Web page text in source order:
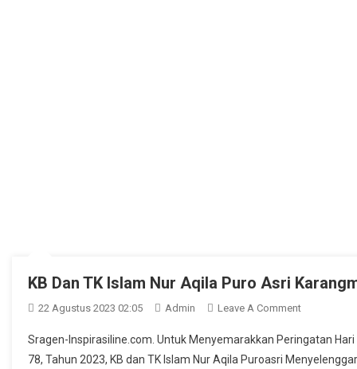
KB Dan TK Islam Nur Aqila Puro Asri
22 Agustus 2023 02:05 Admin Leave A CommentOn
Dan
TK
Sragen-Inspirasiline.com. Untuk Menyemarakkan Peringatan
78, Tahun 2023, KB dan TK Islam Nur Aqila Puroasri